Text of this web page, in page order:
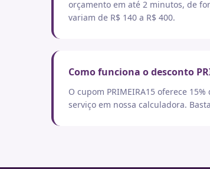
orçamento em até 2 minutos, de
variam de R$ 140 a R$ 400.
Como funciona o desconto
O cupom PRIMEIRA15 oferece
serviço em nossa calculadora.